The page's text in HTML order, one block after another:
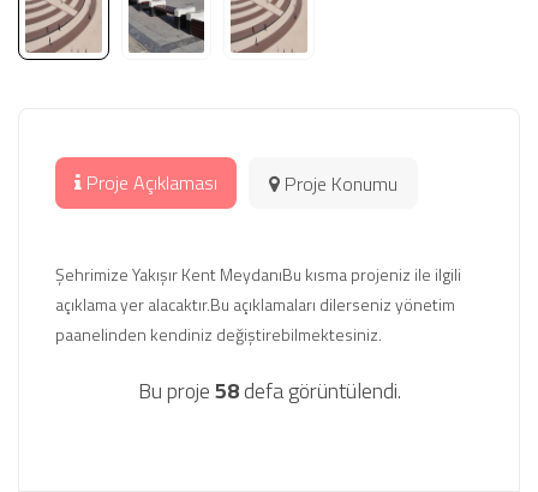
Proje Açıklaması Proje Konumu
Şehrimize Yakışır Kent MeydanıBu kısma projeniz ile ilgili
açıklama yer alacaktır.Bu açıklamaları dilerseniz yönetim
paanelinden kendiniz değiştirebilmektesiniz.
Bu proje58defa görüntülendi.